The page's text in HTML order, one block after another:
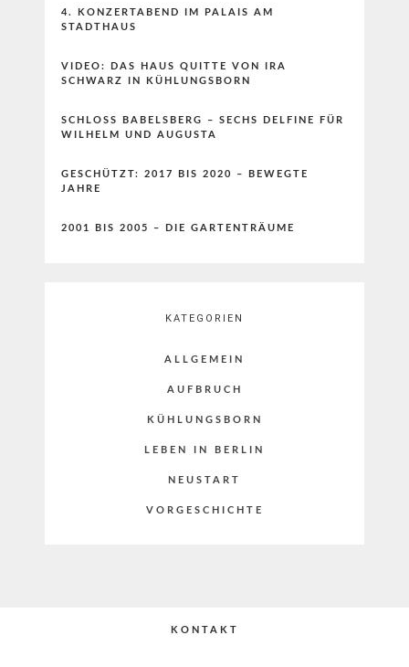
4. KONZERTABEND IM PALAIS AM
STADTHAUS
VIDEO: DAS HAUS QUITTE VON IRA
SCHWARZ IN KÜHLUNGSBORN
SCHLOSS BABELSBERG – SECHS DELFINE FÜR
WILHELM UND AUGUSTA
GESCHÜTZT: 2017 BIS 2020 – BEWEGTE
JAHRE
2001 BIS 2005 – DIE GARTENTRÄUME
KATEGORIEN
ALLGEMEIN
AUFBRUCH
KÜHLUNGSBORN
LEBEN IN BERLIN
NEUSTART
VORGESCHICHTE
KONTAKT